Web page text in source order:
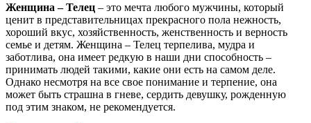
Женщина – Телец – это мечта любого мужчины, который
ценит в представительницах прекрасного пола нежность,
хороший вкус, хозяйственность, женственность и верность
семье и детям. Женщина – Телец терпелива, мудра и
заботлива, она имеет редкую в наши дни способность –
принимать людей такими, какие они есть на самом деле.
Однако несмотря на все свое понимание и терпение, она
может быть страшна в гневе, сердить девушку, рожденную
под этим знаком, не рекомендуется.